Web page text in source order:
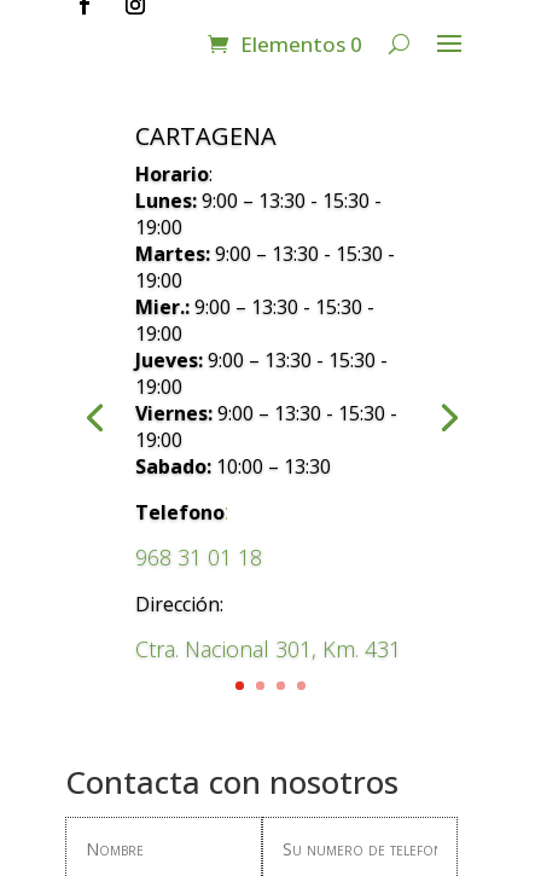
Elementos 0
CARTAGENA
Horario:
Lunes:9:00 – 13:30 - 15:30 -
19:00
Martes:9:00 – 13:30 - 15:30 -
19:00
Mier.:9:00 – 13:30 - 15:30 -
19:00
Jueves:9:00 – 13:30 - 15:30 -
19:00
Viernes:9:00 – 13:30 - 15:30 -
19:00
Sabado: 10:00 – 13:30
Telefono:
968 31 01 18
Dirección:
Ctra. Nacional 301, Km. 431
Contacta con nosotros